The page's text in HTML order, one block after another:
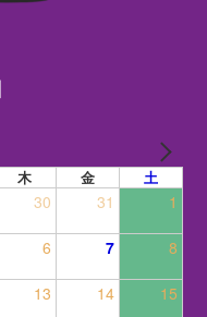
木 金 土
30 31 1
6 7 8
13 14 15